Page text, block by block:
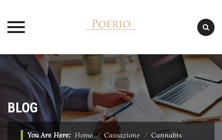
Skip
content
BLOG
You Are Here: Home⁄Cassazione ⁄ Cannabis